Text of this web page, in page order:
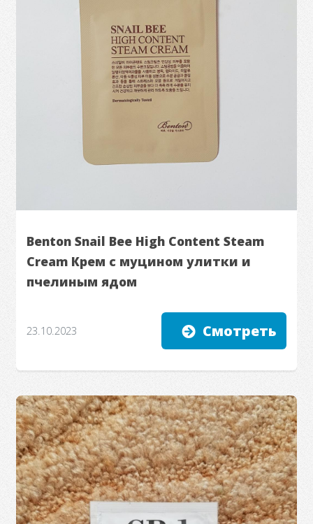
Benton Snail Bee High Content Steam
Cream Крем с муцином улитки и
пчелиным ядом
23.10.2023 Смотреть